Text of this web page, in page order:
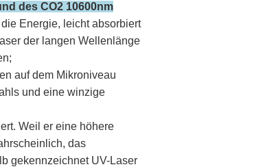
des CO2 10600nm
Energie, leicht absorbiert
der langen Wellenlänge
auf dem Mikroniveau
und eine winzige
Weil er eine höhere
das
gekennzeichnet UV-Laser